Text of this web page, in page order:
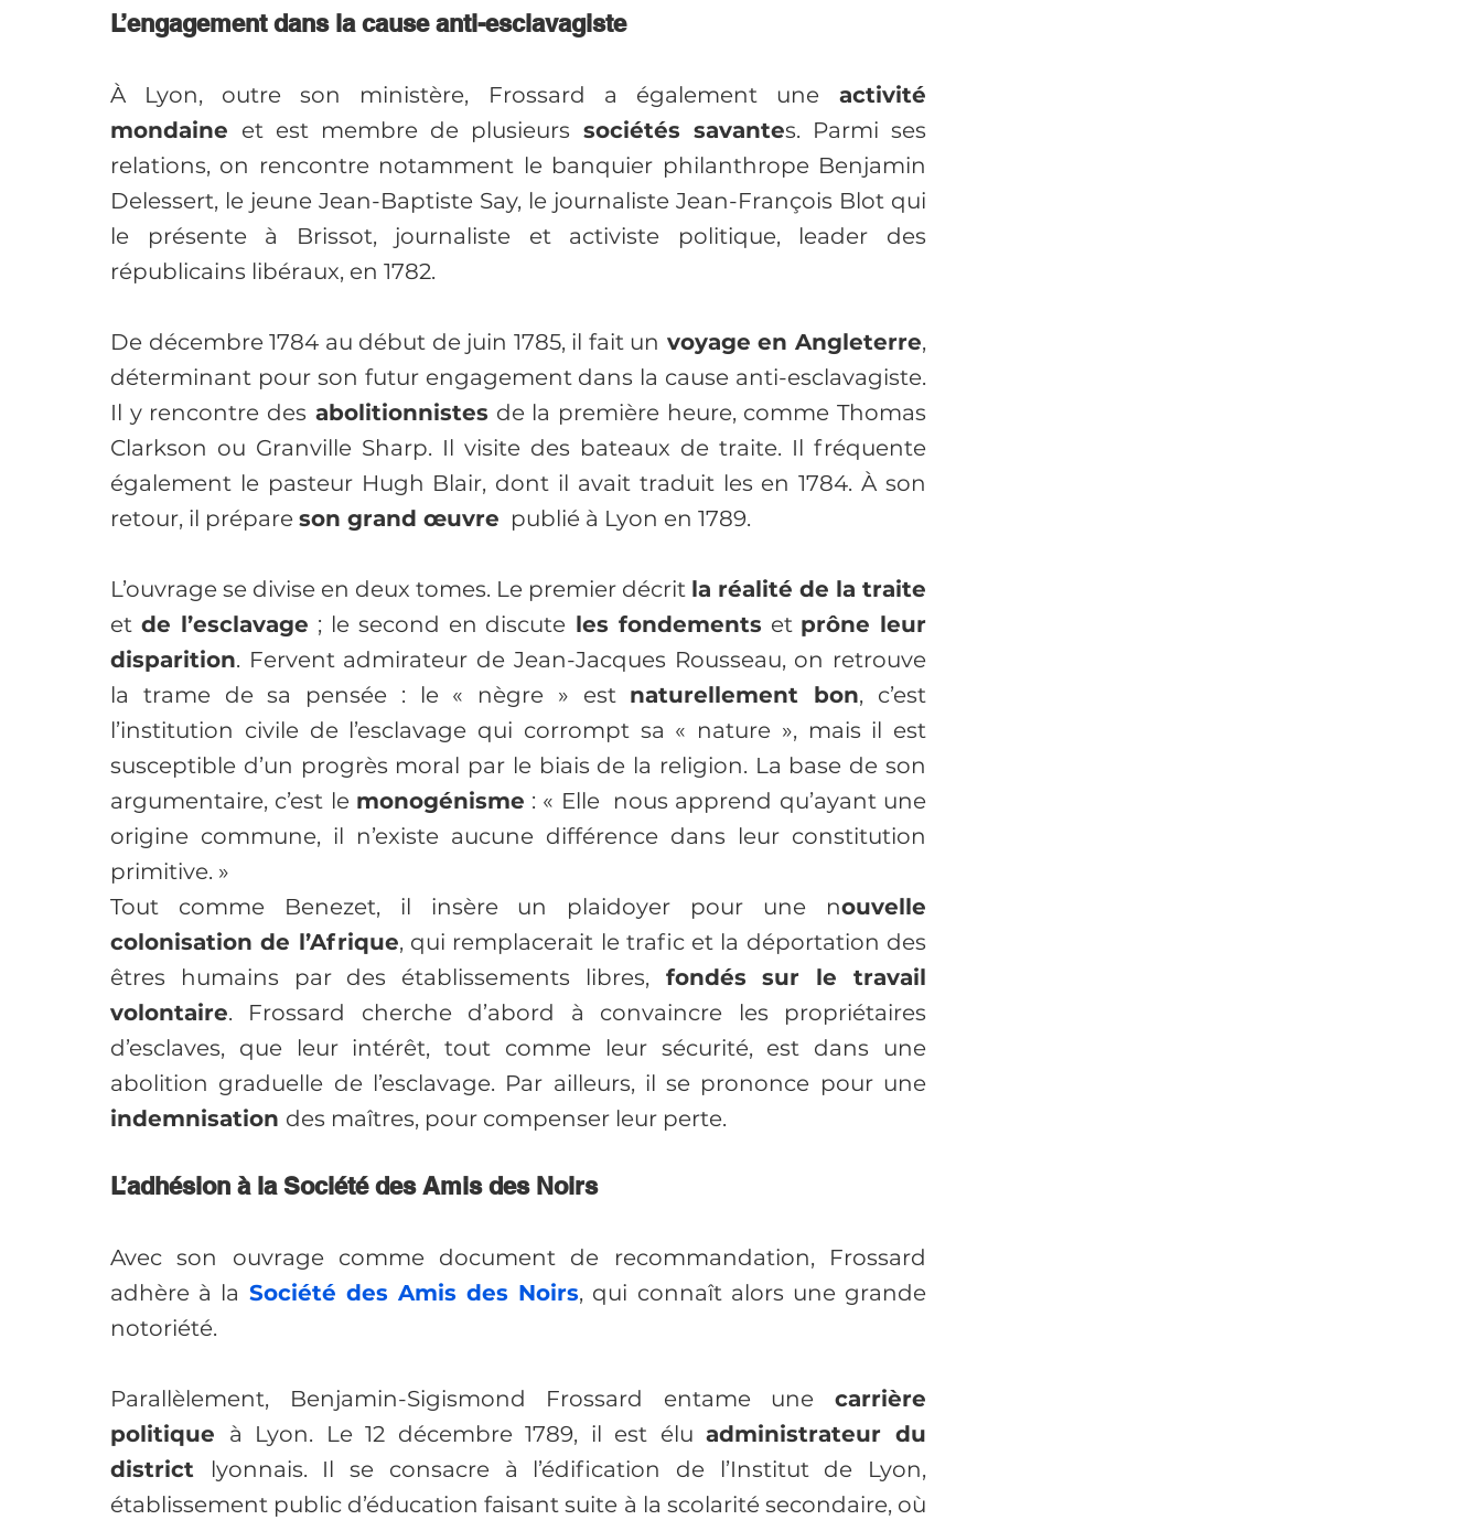
L’engagement dans la cause anti-esclavagiste
À Lyon, outre son ministère, Frossard a également une activité
mondaine et est membre de plusieurs sociétés savantes. Parmi ses
relations, on rencontre notamment le banquier philanthrope Benjamin
Delessert, le jeune Jean-Baptiste Say, le journaliste Jean-François Blot qui
le présente à Brissot, journaliste et activiste politique, leader des
républicains libéraux, en 1782.
De décembre 1784 au début de juin 1785, il fait un voyage en Angleterre,
déterminant pour son futur engagement dans la cause anti-esclavagiste.
Il y rencontre des abolitionnistes de la première heure, comme Thomas
Clarkson ou Granville Sharp. Il visite des bateaux de traite. Il fréquente
également le pasteur Hugh Blair, dont il avait traduit les en 1784. À son
retour, il prépare son grand œuvre
  publié à Lyon en 1789.
L’ouvrage se divise en deux tomes. Le premier décrit
et de l’esclavage ; le second en discute les fondements et prône leur
disparition. Fervent admirateur de Jean-Jacques Rousseau, on retrouve
la trame de sa pensée : le « nègre » est naturellement bon, c’est
l’institution civile de l’esclavage qui corrompt sa « nature », mais il est
susceptible d’un progrès moral par le biais de la religion. La base de son
argumentaire, c’est le monogénisme : « Elle nous apprend qu’ayant une
origine commune, il n’existe aucune différence dans leur constitution
primitive. »
Tout comme Benezet, il insère un plaidoyer pour une nouvelle
colonisation de l’Afrique, qui remplacerait le trafic et la déportation des
êtres humains par des établissements libres, fondés sur le travail
volontaire. Frossard cherche d’abord à convaincre les propriétaires
d’esclaves, que leur intérêt, tout comme leur sécurité, est dans une
indemnisation des maîtres, pour compenser leur perte.
L’adhésion à la Société des Amis des Noirs
Avec son ouvrage comme document de recommandation, Frossard
adhère à la Société des Amis des Noirs, qui connaît alors une grande
notoriété.
Parallèlement, Benjamin-Sigismond Frossard entame une carrière
politique à Lyon. Le 12 décembre 1789, il est élu administrateur du
district lyonnais. Il se consacre à l’édification de l’Institut de Lyon,
établissement public d’éducation faisant suite à la scolarité secondaire, où